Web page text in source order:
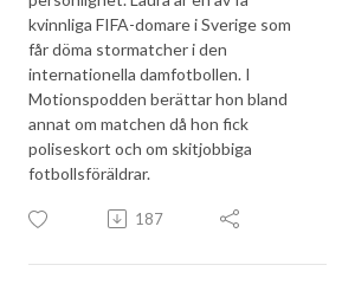
kvinnliga FIFA-domare i Sverige som
får döma stormatcher i den
internationella damfotbollen. I
Motionspodden berättar hon bland
annat om matchen då hon fick
poliseskort och om skitjobbiga
fotbollsföräldrar.
187